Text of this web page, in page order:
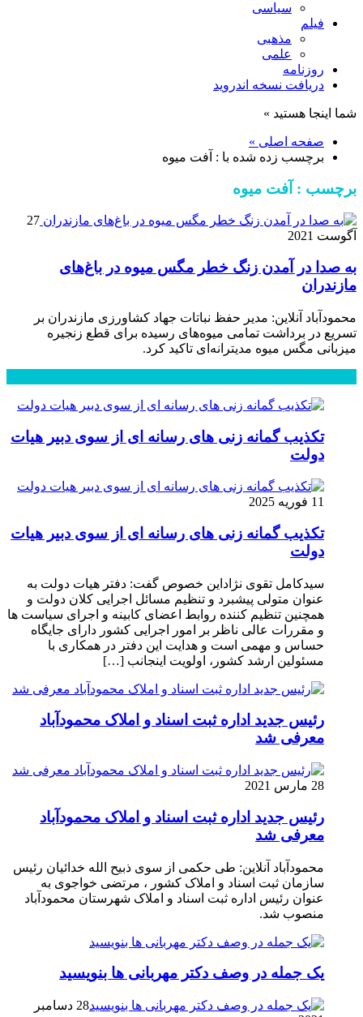
سیاسی
فیلم
مذهبی
علمی
روزنامه
دریافت نسخه اندروید
شما اینجا هستید »
صفحه اصلی »
برچسب زده شده با : آفت میوه
برچسب : آفت میوه
27
آگوست 2021
به صدا در آمدن زنگ خطر مگس میوه در باغ‌های
مازندران
محمودآباد آنلاین: مدیر حفظ نباتات جهاد کشاورزی مازندران بر
تسریع در برداشت تمامی میوه‌های رسیده برای قطع زنجیره
میزبانی مگس میوه مدیترانه‌ای تاکید کرد.
تکذیب گمانه زنی های رسانه ای از سوی دبیر هیات
دولت
11 فوریه 2025
تکذیب گمانه زنی های رسانه ای از سوی دبیر هیات
دولت
سیدکامل تقوی نژاداین خصوص گفت: دفتر هیات دولت به
عنوان متولی پیشبرد و تنظیم مسائل اجرایی کلان دولت و
همچنین تنظیم کننده روابط اعضای کابینه و اجرای سیاست ها
و مقررات عالی ناظر بر امور اجرایی کشور دارای جایگاه
حساس و مهمی است و هدایت این دفتر در همکاری با
مسئولین ارشد کشور، اولویت اینجانب […]
رئیس جدید اداره ثبت اسناد و املاک محمودآباد
معرفی شد
28 مارس 2021
رئیس جدید اداره ثبت اسناد و املاک محمودآباد
معرفی شد
محمودآباد آنلاین: طی حکمی از سوی ذبیح الله خدائیان رئیس
سازمان ثبت اسناد و املاک کشور ، مرتضی خواجوی به
عنوان رئیس اداره ثبت اسناد و املاک شهرستان محمودآباد
منصوب شد.
یک جمله در وصف دکتر مهربانی ها بنویسید
28 دسامبر